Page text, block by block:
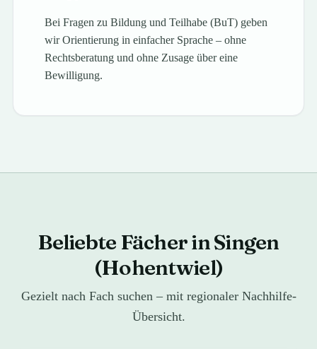
Bei Fragen zu Bildung und Teilhabe (BuT) geben
wir Orientierung in einfacher Sprache – ohne
Rechtsberatung und ohne Zusage über eine
Bewilligung.
Beliebte Fächer in Singen
(Hohentwiel)
Gezielt nach Fach suchen – mit regionaler Nachhilfe-
Übersicht.